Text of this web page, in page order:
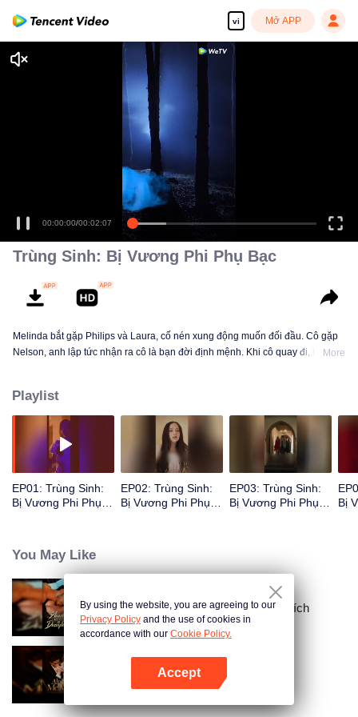
vi Mở APP
Trùng Sinh: Bị Vương Phi Phụ Bạc
Melinda bắt gặp Philips và Laura, cố nén xung động muốn đối đầu. Cô gặp
Nelson, anh lập tức nhận ra cô là bạn đời định mệnh. Khi cô quay đi, khaoMore
Playlist
EP01: Trùng Sinh:
Bị Vương Phi Phụ
EP02: Trùng Sinh:
Bị Vương Phi Phụ
EP03: Trùng Sinh:
Bị Vương Phi Phụ
Bị
You May Like
Ràng Buộc Với Người Vợ Mất Tích
Alpha, Xin Hãy Đánh Dấu Em
By using the website, you are agreeing to our
Privacy Policy and the use of cookies in
accordance with our Cookie Policy.
Accept